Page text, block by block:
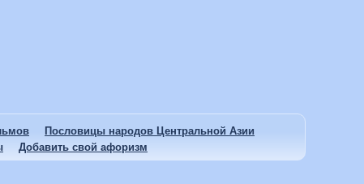
Пословицы народов Центральной Азии
Добавить свой афоризм